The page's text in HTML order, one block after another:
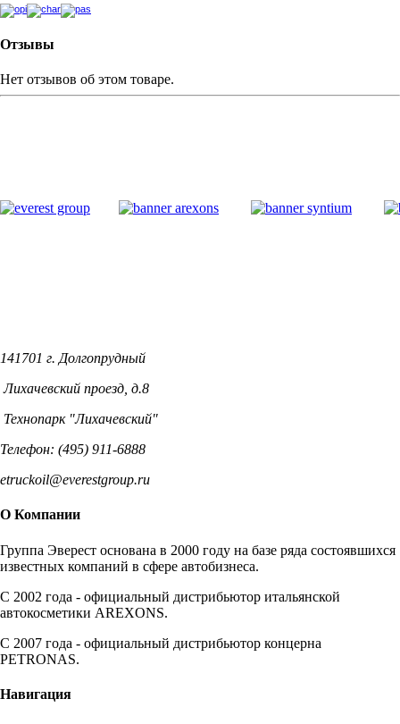
Отзывы
Нет отзывов об этом товаре.
141701 г. Долгопрудный
Лихачевский проезд, д.8
Технопарк "Лихачевский"
Телефон: (495) 911-6888
etruckoil@everestgroup.ru
О Компании
Группа Эверест основана в 2000 году на базе ряда состоявшихся
известных компаний в сфере автобизнеса.
C 2002 года - официальный дистрибьютор итальянской
автокосметики AREXONS.
С 2007 года - официальный дистрибьютор концерна
PETRONAS.
Навигация